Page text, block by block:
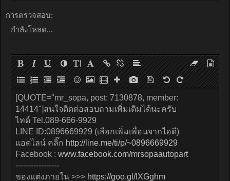
การตรวจสอบ:
กำลังโหลด...